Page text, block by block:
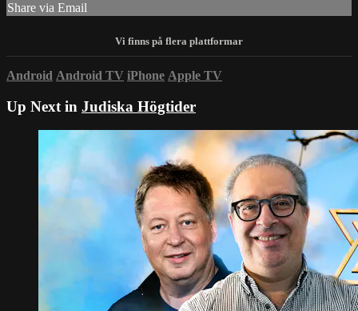
Share via Email
Android Android TV iPhone Apple TV
Up Next in Judiska Högtider